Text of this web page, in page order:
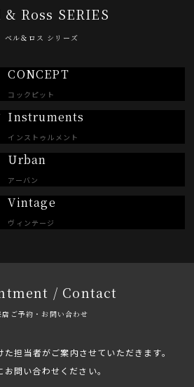
Ross SERIES
ベル＆ロス シリーズ
CONCEPT
コックピット
Instruments
インストゥルメント
Urban
アーバン
Vintage
ヴィンテージ
/ Contact
店ご予約・お問い合わせ
担当者がご案内させていただきます。
お問い合わせください。